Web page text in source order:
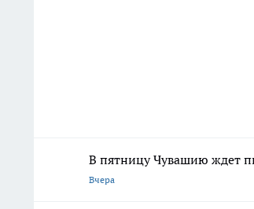
В пятницу Чувашию ждет
Вчера